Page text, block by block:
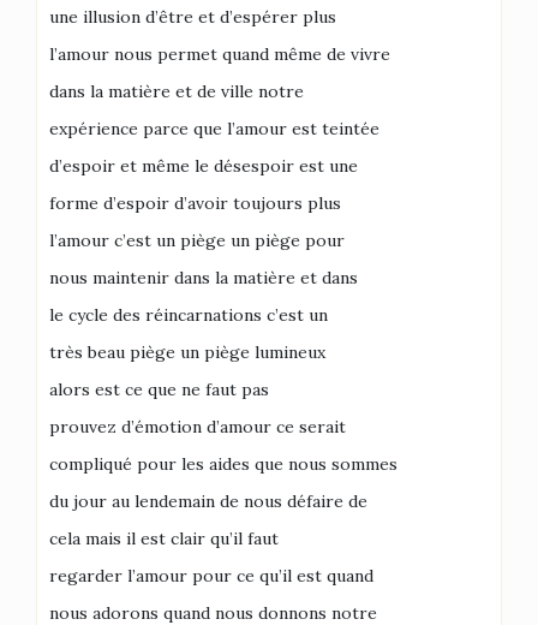
une illusion d’être et d’espérer plus
l’amour nous permet quand même de vivre
dans la matière et de ville notre
expérience parce que l’amour est teintée
d’espoir et même le désespoir est une
forme d’espoir d’avoir toujours plus
l’amour c’est un piège un piège pour
nous maintenir dans la matière et dans
le cycle des réincarnations c’est un
très beau piège un piège lumineux
alors est ce que ne faut pas
prouvez d’émotion d’amour ce serait
compliqué pour les aides que nous sommes
du jour au lendemain de nous défaire de
cela mais il est clair qu’il faut
regarder l’amour pour ce qu’il est quand
nous adorons quand nous donnons notre